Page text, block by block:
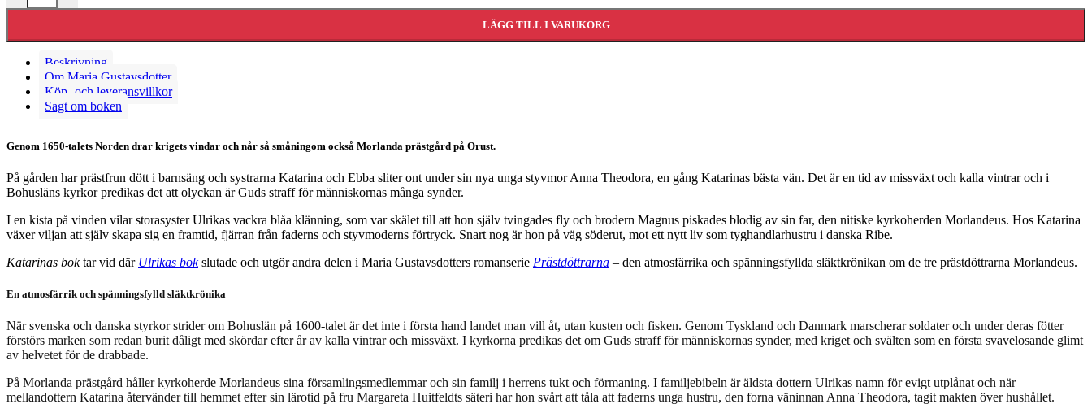
LÄGG TILL I VARUKORG
Beskrivning
Om Maria Gustavsdotter
Köp- och leveransvillkor
Sagt om boken
Genom 1650-talets Norden drar krigets vindar och når så småningom också Morlanda prästgård på Orust.
På gården har prästfrun dött i barnsäng och systrarna Katarina och Ebba sliter ont under sin nya unga styvmor Anna Theodora, en gång Katarinas bästa vän. Det är en tid av missväxt och kalla vintrar och i
Bohusläns kyrkor predikas det att olyckan är Guds straff för människornas många synder.
I en kista på vinden vilar storasyster Ulrikas vackra blåa klänning, som var skälet till att hon själv tvingades fly och brodern Magnus piskades blodig av sin far, den nitiske kyrkoherden Morlandeus. Hos Katarina
växer viljan att själv skapa sig en framtid, fjärran från faderns och styvmoderns förtryck. Snart nog är hon på väg söderut, mot ett nytt liv som tyghandlarhustru i danska Ribe.
Katarinas boktar vid där Ulrikas bokslutade och utgör andra delen i Maria Gustavsdotters romanserie Prästdöttrarna – den atmosfärrika och spänningsfyllda släktkrönikan om de tre prästdöttrarna Morlandeus.
En atmosfärrik och spänningsfylld släktkrönika
När svenska och danska styrkor strider om Bohuslän på 1600-talet är det inte i första hand landet man vill åt, utan kusten och fisken. Genom Tyskland och Danmark marscherar soldater och under deras fötter
förstörs marken som redan burit dåligt med skördar efter år av kalla vintrar och missväxt. I kyrkorna predikas det om Guds straff för människornas synder, med kriget och svälten som en första svavelosande glimt
av helvetet för de drabbade.
På Morlanda prästgård håller kyrkoherde Morlandeus sina församlingsmedlemmar och sin familj i herrens tukt och förmaning. I familjebibeln är äldsta dottern Ulrikas namn för evigt utplånat och när
mellandottern Katarina återvänder till hemmet efter sin lärotid på fru Margareta Huitfeldts säteri har hon svårt att tåla att faderns unga hustru, den forna väninnan Anna Theodora, tagit makten över hushållet.